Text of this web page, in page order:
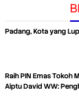
Padang, Kota yang
Raih PIN Emas Tokoh
Aiptu David WW: